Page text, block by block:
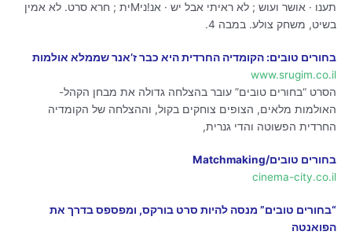
תענו · אושר ועוש ; לא ראיתי אבל יש · אנ!ניMית ; חרא סרט. לא אמין
בשיט, משחק צולע. במבה 4.
בחורים טובים: הקומדיה החרדית היא כבר ז’אנר שממלא אולמות
www.srugim.co.il
הסרט “בחורים טובים” עובר בהצלחה גדולה את מבחן הקהל-
האולמות מלאים, הצופים צוחקים בקול, וההצלחה של הקומדיה
החרדית הפשוטה והדי גנרית,
בחורים טובים/Matchmaking
cinema-city.co.il
“בחורים טובים” מנסה להיות סרט בורקס, ומפספס בדרך את
הפואנטה